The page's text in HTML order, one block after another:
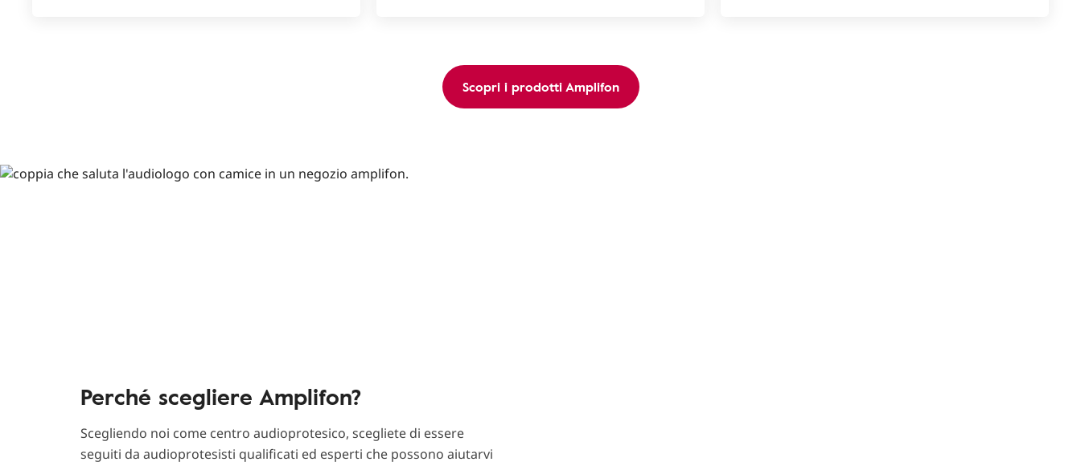
Scopri i prodotti Amplifon
Perché scegliere Amplifon?
Scegliendo noi come centro audioprotesico, scegliete di essere
seguiti da audioprotesisti qualificati ed esperti che possono aiutarvi